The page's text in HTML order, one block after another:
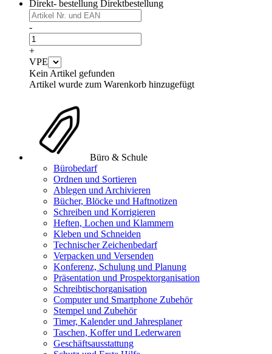
Direkt- bestellung Direktbestellung
-
+
VPE
Kein Artikel gefunden
Artikel wurde zum Warenkorb hinzugefügt
Büro & Schule
Bürobedarf
Ordnen und Sortieren
Ablegen und Archivieren
Bücher, Blöcke und Haftnotizen
Schreiben und Korrigieren
Heften, Lochen und Klammern
Kleben und Schneiden
Technischer Zeichenbedarf
Verpacken und Versenden
Konferenz, Schulung und Planung
Präsentation und Prospektorganisation
Schreibtischorganisation
Computer und Smartphone Zubehör
Stempel und Zubehör
Timer, Kalender und Jahresplaner
Taschen, Koffer und Lederwaren
Geschäftsausstattung